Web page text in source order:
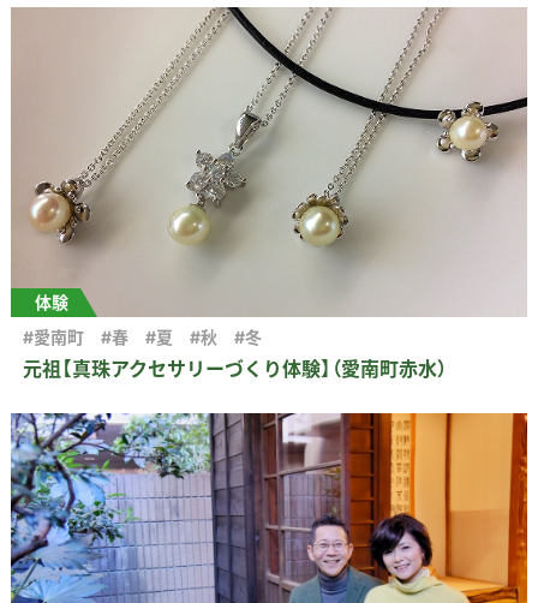
体験
元祖【真珠アクセサリーづくり体験】（愛南町赤水）
#愛南町 #春 #夏 #秋 #冬